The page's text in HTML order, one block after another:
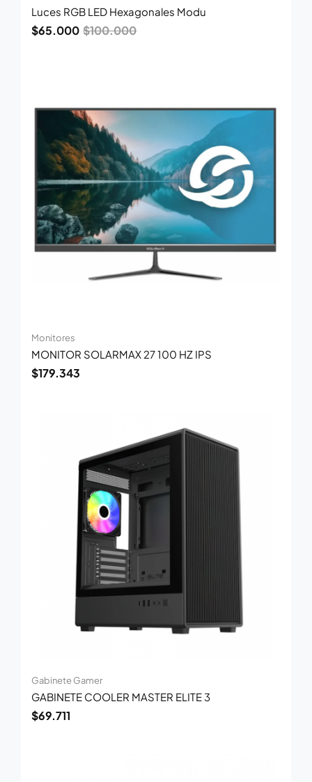
Luces RGB LED Hexagonales Modu
$100.000
$65.000
Monitores
MONITOR SOLARMAX 27 100 HZ IPS
$179.343
Gabinete Gamer
GABINETE COOLER MASTER ELITE 3
$69.711